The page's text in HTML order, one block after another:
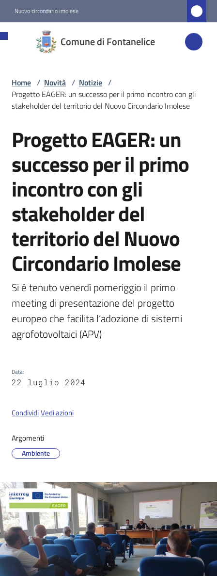
Nuovo circondario imolese
Comune di Fontanelice
Fontanelice
Amministrazione
Vivere
Fontanelice
Servizi
on-
Tutti
gli
argomenti
Seguici
su
Home / Novità / Notizie /
Progetto EAGER: un successo per il primo incontro con gli
stakeholder del territorio del Nuovo Circondario Imolese
Salta al contenuto
Progetto EAGER: un
successo per il primo
incontro con gli
stakeholder del
territorio del Nuovo
Circondario Imolese
Si è tenuto venerdì pomeriggio il primo
meeting di presentazione del progetto
europeo che facilita l’adozione di sistemi
agrofotovoltaici (APV)
Data:
22 luglio 2024
CondividiVedi azioni
Argomenti
Ambiente